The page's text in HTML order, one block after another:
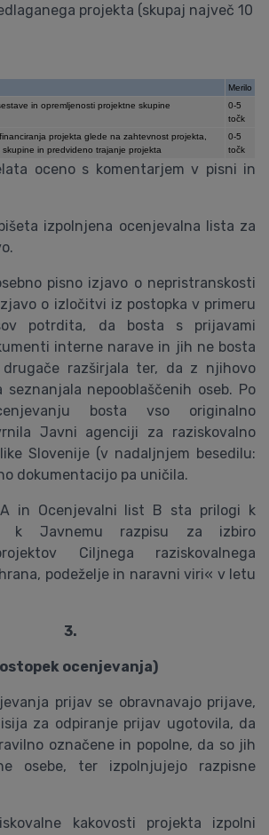
projekta (skupaj največ 10
Merilo
in opremljenosti projektne skupine
0-5
točk
projekta glede na zahtevnost projekta,
in predvideno trajanje projekta
0-5
točk
oceno s komentarjem v pisni in
izpolnjena ocenjevalna lista za
pisno izjavo o nepristranskosti
o izločitvi iz postopka v primeru
potrdita, da bosta s prijavami
interne narave in jih ne bosta
drugače razširjala ter, da z njihovo
nepooblaščenih oseb. Po
bosta vso originalno
Javni agenciji za raziskovalno
Slovenije (v nadaljnjem besedilu:
dokumentacijo pa uničila.
in Ocenjevalni list B sta prilogi k
k Javnemu razpisu za izbiro
Ciljnega raziskovalnega
podeželje in naravni viri« v letu
3.
ocenjevanja)
prijav se obravnavajo prijave,
za odpiranje prijav ugotovila, da
označene in popolne, da so jih
osebe, ter izpolnjujejo razpisne
kakovosti projekta izpolni